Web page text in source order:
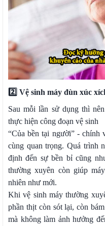
2️⃣ Vệ sinh máy đùn xúc
Sau mỗi lần sử dụng thì
thực hiện công đoạn vệ sinh
“Của bền tại người” - chính
cùng quan trọng. Quá trình
định đến sự bền bỉ cũng
thường xuyên còn giúp
nhiên như mới.
Khi vệ sinh máy thường
phần thịt còn sót lại, còn
mà không làm ảnh hưởng